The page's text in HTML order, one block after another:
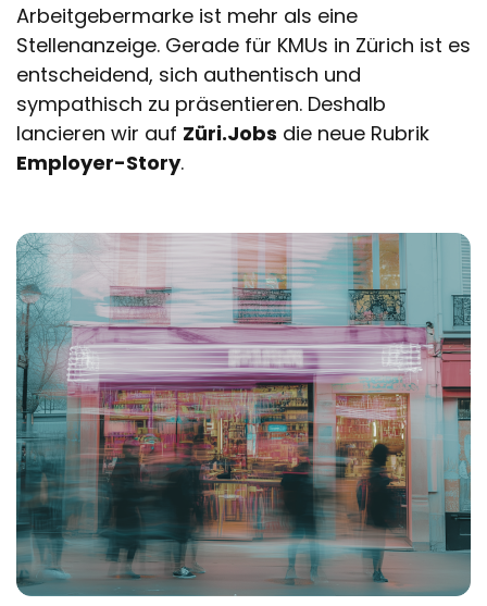
Arbeitgebermarke ist mehr als eine
Stellenanzeige. Gerade für KMUs in Zürich ist es
entscheidend, sich authentisch und
sympathisch zu präsentieren. Deshalb
lancieren wir auf Züri.Jobs die neue Rubrik
Employer-Story.